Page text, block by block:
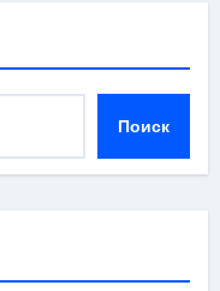
Поиск